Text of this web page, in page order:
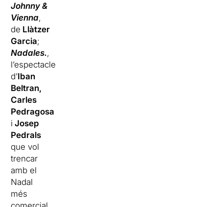
Johnny &
Vienna,
de Llàtzer
Garcia;
Nadales.,
l’espectacle
d’Iban
Beltran,
Carles
Pedragosa
i Josep
Pedrals
que vol
trencar
amb el
Nadal
més